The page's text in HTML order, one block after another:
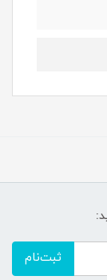
ثبت‌نام